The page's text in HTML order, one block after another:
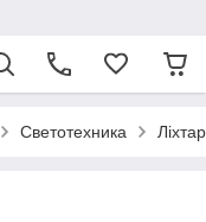
Светотехника